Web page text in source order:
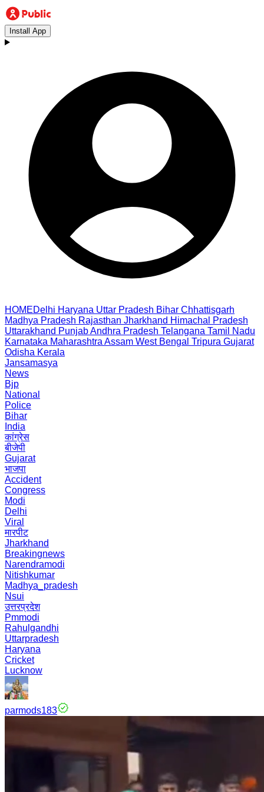
Install App
HOMEDelhi Haryana Uttar Pradesh Bihar Chhattisgarh
Madhya Pradesh Rajasthan Jharkhand Himachal Pradesh
Uttarakhand PunjabAndhra Pradesh Telangana Tamil Nadu
Karnataka Maharashtra Assam West Bengal Tripura Gujarat
Odisha Kerala
Jansamasya
News
Bjp
National
Police
Bihar
India
कांग्रेस
बीजेपी
Gujarat
भाजपा
Accident
Congress
Modi
Delhi
Viral
मारपीट
Jharkhand
Breakingnews
Narendramodi
Nitishkumar
Madhya_pradesh
Nsui
उत्तरप्रदेश
Pmmodi
Rahulgandhi
Uttarpradesh
Haryana
Cricket
Lucknow
parmods183